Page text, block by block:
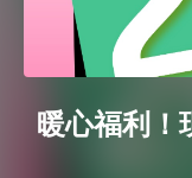
暖心福利！